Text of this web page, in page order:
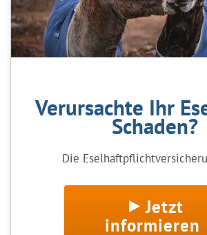
Verursachte Ihr
Schaden?
Die
Jetzt
informieren